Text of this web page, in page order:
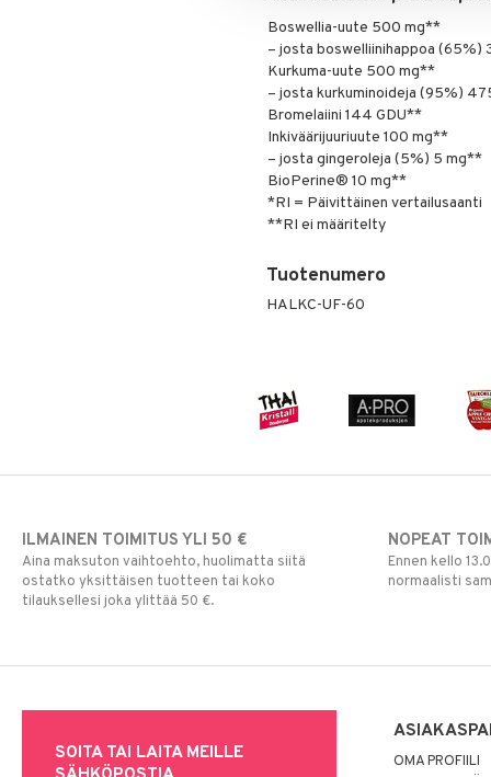
Boswellia-uute 500 mg**
– josta boswelliinihappoa (65%)
Kurkuma-uute 500 mg**
– josta kurkuminoideja (95%)
Bromelaiini 144 GDU**
Inkiväärijuuriuute 100 mg**
– josta gingeroleja (5%) 5 mg**
BioPerine® 10 mg**
*RI = Päivittäinen vertailusaanti
**RI ei määritelty
Tuotenumero
HALKC-UF-60
ILMAINEN TOIMITUS YLI 50 €
Aina maksuton vaihtoehto, huolimatta siitä
ostatko yksittäisen tuotteen tai koko
tilauksellesi joka ylittää 50 €.
NOPEAT
Ennen kello
normaalisti
SOITA TAI LAITA MEILLE
OMA PROFIILI